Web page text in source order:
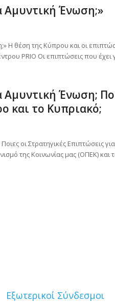
Αμυντική Ένωση;»
Η θέση της Κύπρου και οι
PRIO Οι επιπτώσεις που έχει
Ένωση;
και το Κυπριακό;
οι Στρατηγικές Επιπτώσεις
της Κοινωνίας μας (ΟΠΕΚ)
Εξωτερικοί Σύνδεσμοι